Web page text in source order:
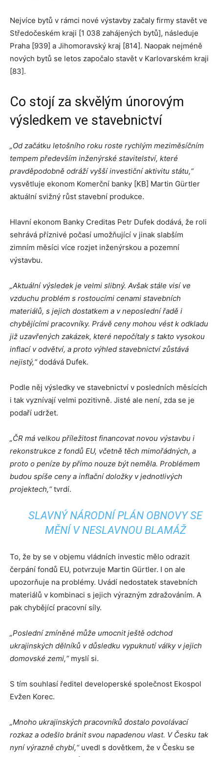
Nejvíce bytů v rámci nové výstavby začaly firmy stavět ve
Středočeském kraji [1 038 zahájených bytů], následuje
Praha [939] a Jihomoravský kraj [814]. Naopak nejméně
nových bytů se letos započalo stavět v Karlovarském kraji
[83].
Co stojí za skvělým únorovým
výsledkem ve stavebnictví
„Od začátku letošního roku roste rychlým meziměsíčním
tempem především inženýrské stavitelství, které
pravděpodobně odráží vyšší investiční aktivitu státu,“
vysvětluje ekonom Komerční banky [KB] Martin Gürtler
aktuální svižný růst stavební produkce.
Hlavní ekonom Banky Creditas Petr Dufek dodává, že roli
sehrává příznivé počasí umožňující v jinak slabším
zimním měsíci více rozjet inženýrskou a pozemní
výstavbu.
„Aktuální výsledek je velmi slibný. Avšak stále visí ve
vzduchu problém s rostoucími cenami stavebních
materiálů, s jejich dostatkem a v neposlední řadě i
chybějícími pracovníky. Právě ceny mohou vést k odkladu
již uzavřených zakázek, které nepočítaly s takto vysokou
inflací v odvětví, a proto výhled stavebnictví zůstává
nejistý,“dodává Dufek.
Podle něj výsledky ve stavebnictví v posledních měsících
i tak vyznívají velmi pozitivně. Jisté ale není, zda se je
podaří udržet.
„ČR má velkou příležitost financovat novou výstavbu i
rekonstrukce z fondů EU, včetně těch mimořádných, a
proto o peníze by přímo nouze být neměla. Problémem
budou spíše ceny a inflační doložky v jednotlivých
projektech,“tvrdí.
SLAVNÝ NÁRODNÍ PLÁN OBNOVY SE
MĚNÍ V NESLAVNOU BLAMÁŽ
To, že by se v objemu vládních investic mělo odrazit
čerpání fondů EU, potvrzuje Martin Gürtler. I on ale
upozorňuje na problémy. Uvádí nedostatek stavebních
materiálů v kombinaci s jejich výrazným zdražováním. A
pak chybějící pracovní síly.
„Poslední zmíněné může umocnit ještě odchod
ukrajinských dělníků v důsledku vypuknutí války v jejich
domovské zemi,“myslí si.
S tím souhlasí ředitel developerské společnost Ekospol
Evžen Korec.
„Mnoho ukrajinských pracovníků dostalo povolávací
rozkaz a odešlo bránit svou napadenou vlast. V Česku tak
nyní výrazně chybí,“uvedl s dovětkem, že v Česku se